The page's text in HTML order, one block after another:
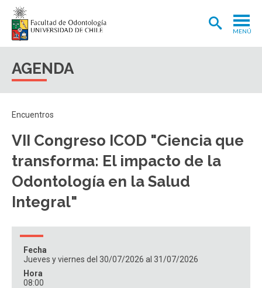
MENÚ
INTERNACIONAL
AGENDA
Encuentros
VII Congreso ICOD "Ciencia que
transforma: El impacto de la
Odontología en la Salud
Integral"
Fecha
Jueves y viernes del 30/07/2026 al 31/07/2026
Hora
08:00